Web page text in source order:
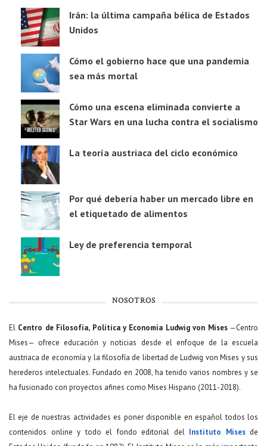
Irán: la última campaña bélica de Estados
Unidos
Cómo el gobierno hace que una pandemia
sea más mortal
Cómo una escena eliminada convierte a
Star Wars en una lucha contra el socialismo
La teoría austriaca del ciclo económico
Por qué debería haber un mercado libre en
el etiquetado de alimentos
Ley de preferencia temporal
NOSOTROS
El Centro de Filosofía, Política y Economía Ludwig von Mises—Centro
Mises— ofrece educación y noticias desde el enfoque de la escuela
austriaca de economía y la filosofía de libertad de Ludwig von Mises y sus
herederos intelectuales. Fundado en 2008, ha tenido varios nombres y se
ha fusionado con proyectos afines como Mises Hispano (2011-2018).
El eje de nuestras actividades es poner disponible en español todos los
contenidos online y todo el fondo editorial del Instituto Misesde